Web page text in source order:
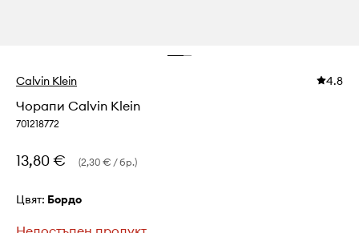
Calvin Klein 4.8
Чорапи Calvin Klein
701218772
13,80 € (2,30 € / бр.)
Цвят: бордо